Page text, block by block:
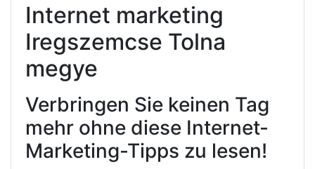
Internet marketing
Iregszemcse Tolna
megye
Verbringen Sie keinen Tag
mehr ohne diese Internet-
Marketing-Tipps zu lesen!